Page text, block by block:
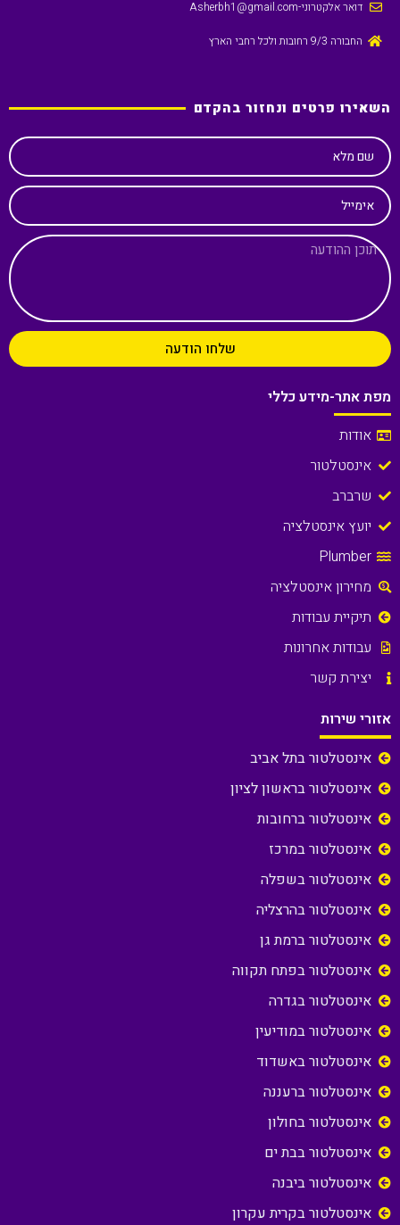
דואר אלקטרוני-Asherbh1@gmail.com
החבורה 9/3 רחובות ולכל רחבי הארץ
השאירו פרטים ונחזור בהקדם
שם מלא
אימייל
שלחו הודעה
מפת אתר-מידע כללי
אודות
אינסטלטור
שרברב
יועץ אינסטלציה
Plumber
מחירון אינסטלציה
תיקיית עבודות
עבודות אחרונות
יצירת קשר
אזורי שירות
אינסטלטור בתל אביב
אינסטלטור בראשון לציון
אינסטלטור ברחובות
אינסטלטור במרכז
אינסטלטור בשפלה
אינסטלטור בהרצליה
אינסטלטור ברמת גן
אינסטלטור בפתח תקווה
אינסטלטור בגדרה
אינסטלטור במודיעין
אינסטלטור באשדוד
אינסטלטור ברעננה
אינסטלטור בחולון
אינסטלטור בבת ים
אינסטלטור ביבנה
אינסטלטור בקרית עקרון